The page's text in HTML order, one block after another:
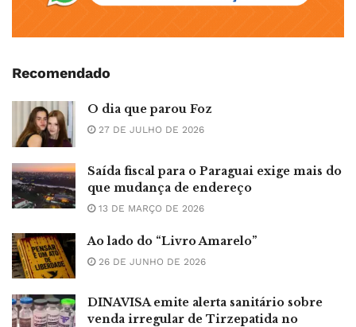
Recomendado
O dia que parou Foz
27 DE JULHO DE 2026
Saída fiscal para o Paraguai exige mais do
que mudança de endereço
13 DE MARÇO DE 2026
Ao lado do “Livro Amarelo”
26 DE JUNHO DE 2026
DINAVISA emite alerta sanitário sobre
venda irregular de Tirzepatida no